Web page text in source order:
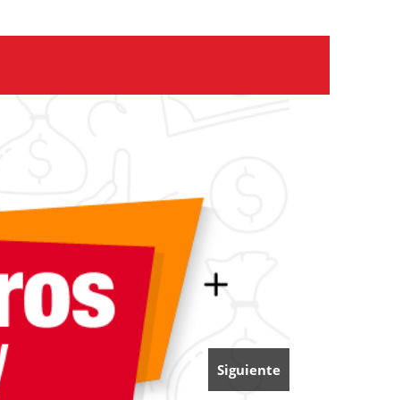
Siguiente